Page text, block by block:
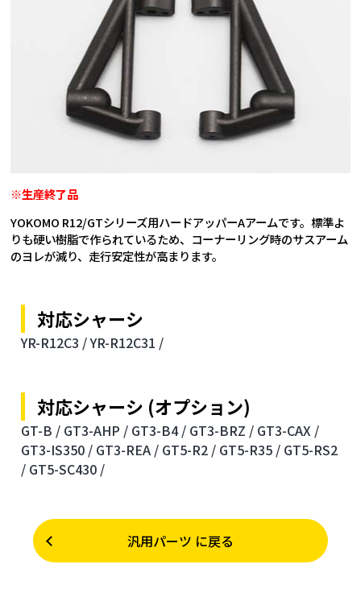
※生産終了品
YOKOMO R12/GTシリーズ用ハードアッパーAアームです。標準よ
りも硬い樹脂で作られているため、コーナーリング時のサスアーム
のヨレが減り、走行安定性が高まります。
対応シャーシ
YR-R12C3 /YR-R12C31 /
対応シャーシ (オプション)
GT-B / GT3-AHP / GT3-B4 / GT3-BRZ / GT3-CAX /
GT3-IS350 / GT3-REA / GT5-R2 / GT5-R35 / GT5-RS2
/ GT5-SC430 /
汎用パーツ に戻る